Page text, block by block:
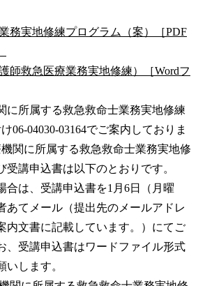
務実地修練プログラム（案）［PDF
師救急医療業務実地修練）［Wordフ
に所属する救急救命士業務実地修練
06-04030-03164でご案内しておりま
関に所属する救急救命士業務実地修
受講申込書は以下のとおりです。
合は、受講申込書を1月6日（月曜
あてメール（提出先のメールアドレ
内文書に記載しています。）にてご
、受講申込書はワードファイル形式
いします。